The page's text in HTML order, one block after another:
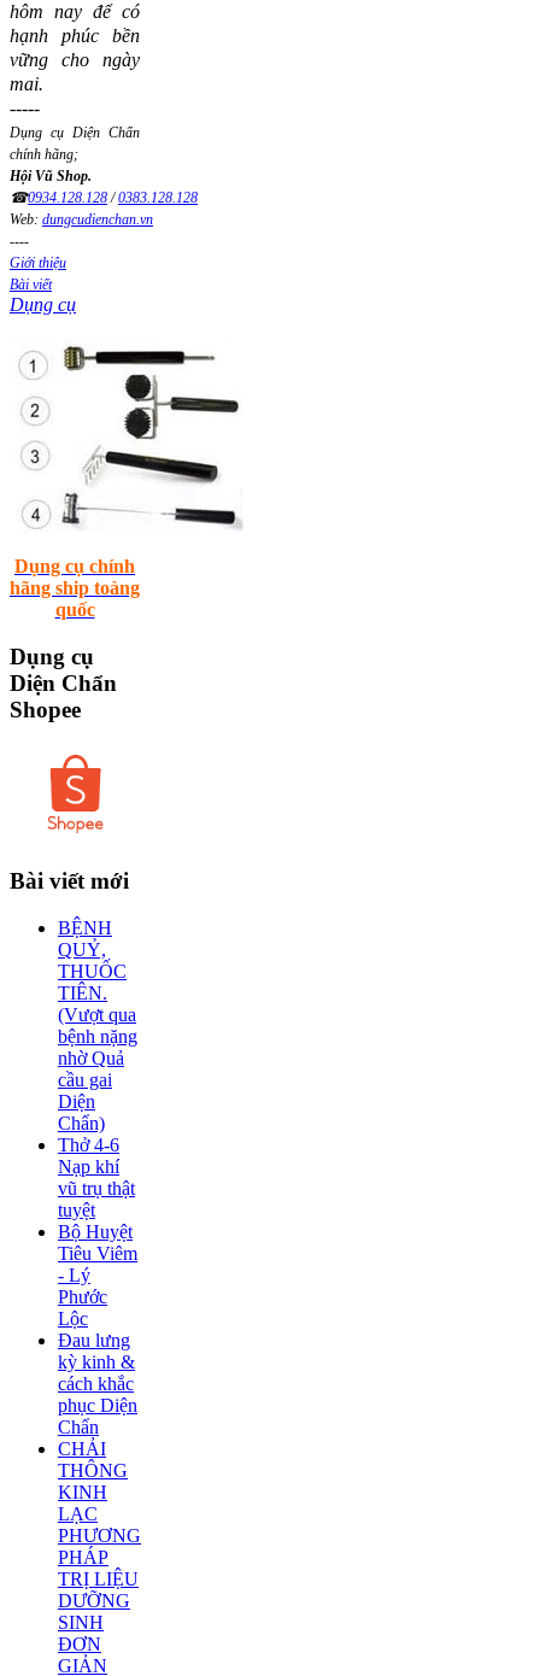
hôm nay để có
hạnh phúc bền
vững cho ngày
mai.
-----
Dụng cụ Diện Chẩn
chính hãng;
Hội Vũ Shop.
☎0934.128.128/0383.128.128
Web: dungcudienchan.vn
----
Giới thiệu
Bài viết
Dụng cụ
Dụng cụ chính
hãng ship toàng
quốc
Dụng cụ
Diện Chẩn
Shopee
Bài viết mới
BỆNH
QUỶ,
THUỐC
TIÊN.
(Vượt qua
bệnh nặng
nhờ Quả
cầu gai
Diện
Chẩn)
Thở 4-6
Nạp khí
vũ trụ thật
tuyệt
Bộ Huyệt
Tiêu Viêm
- Lý
Phước
Lộc
Đau lưng
kỳ kinh &
cách khắc
phục Diện
Chẩn
CHẢI
THÔNG
KINH
LẠC
PHƯƠNG
PHÁP
TRỊ LIỆU
DƯỠNG
SINH
ĐƠN
GIẢN